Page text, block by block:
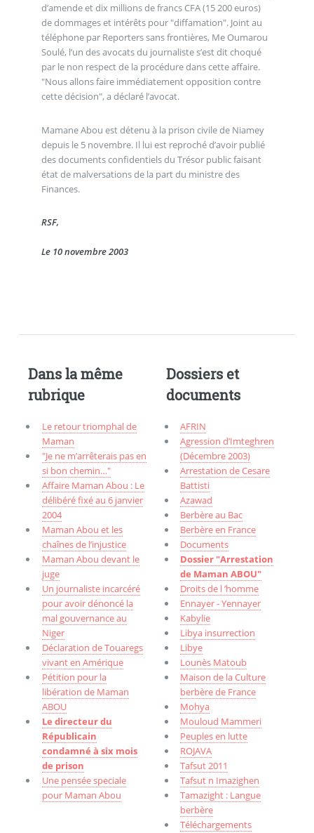
d’amende et dix millions de francs CFA (15 200 euros)
de dommages et intérêts pour "diffamation". Joint au
téléphone par Reporters sans frontières, Me Oumarou
Soulé, l’un des avocats du journaliste s’est dit choqué
par le non respect de la procédure dans cette affaire.
"Nous allons faire immédiatement opposition contre
cette décision", a déclaré l’avocat.
Mamane Abou est détenu à la prison civile de Niamey
depuis le 5 novembre. Il lui est reproché d’avoir publié
des documents confidentiels du Trésor public faisant
état de malversations de la part du ministre des
Finances.
RSF,
Le 10 novembre 2003
Dans la même
rubrique
Le retour triomphal de
Maman
"Je ne m’arrêterais pas en
si bon chemin…"
Affaire Maman Abou : Le
délibéré fixé au 6 janvier
2004
Maman Abou et les
chaînes de l’injustice
Maman Abou devant le
juge
Un journaliste incarcéré
pour avoir dénoncé la
mal gouvernance au
Niger
Déclaration de Touaregs
vivant en Amérique
Pétition pour la
libération de Maman
ABOU
Le directeur du
Républicain
condamné à six mois
de prison
Une pensée speciale
pour Maman Abou
Dossiers et
documents
AFRIN
Agression d’Imteghren
(Décembre 2003)
Arrestation de Cesare
Battisti
Azawad
Berbère au Bac
Berbère en France
Documents
Dossier "Arrestation
de Maman ABOU"
Droits de l ’homme
Ennayer - Yennayer
Kabylie
Libya insurrection
Libye
Lounès Matoub
Maison de la Culture
berbère de France
Mohya
Mouloud Mammeri
Peuples en lutte
ROJAVA
Tafsut 2011
Tafsut n Imazighen
Tamazight : Langue
berbère
Téléchargements